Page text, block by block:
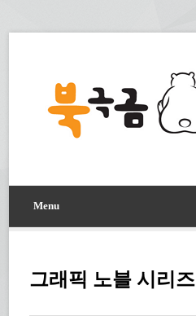
Menu
그래픽 노블 시리즈